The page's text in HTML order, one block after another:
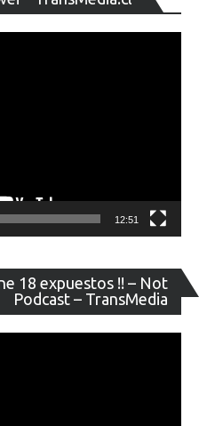
de
12:51
18 expuestos !! – Not
Podcast – TransMedia
de